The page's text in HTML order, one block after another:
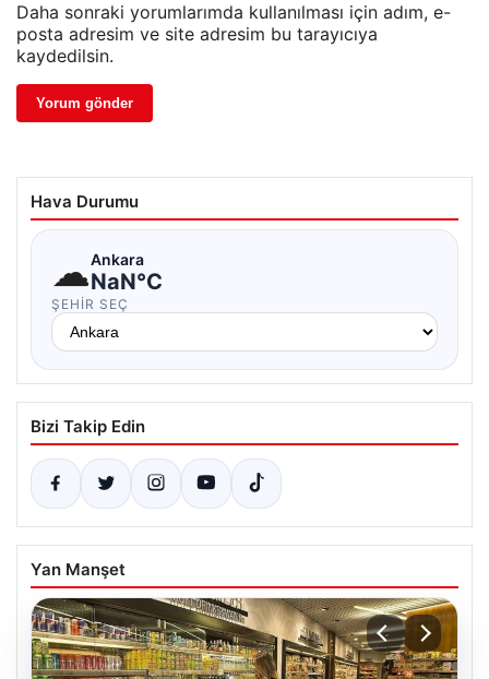
Daha sonraki yorumlarımda kullanılması için adım, e-
posta adresim ve site adresim bu tarayıcıya
kaydedilsin.
Hava Durumu
☁Ankara
NaN°C
ŞEHIR SEÇ
Bizi Takip Edin
Yan Manşet